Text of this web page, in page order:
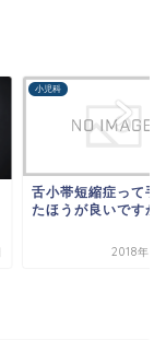
小児科
舌小帯短縮症って手
たほうが良いですか
2018年1